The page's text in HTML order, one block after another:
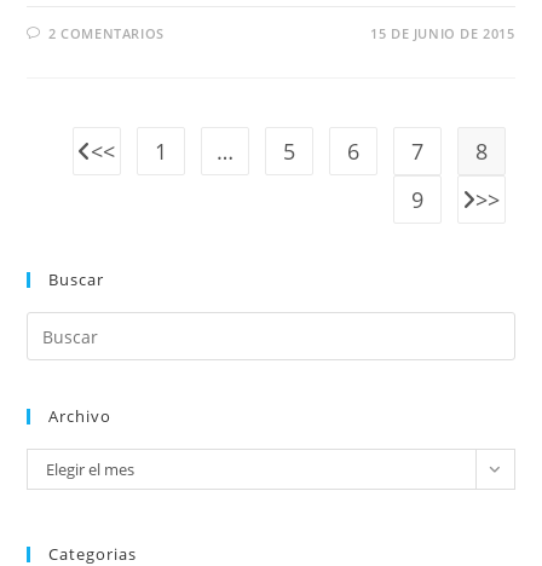
2 COMENTARIOS 15 DE JUNIO DE 2015
1 … 5 6 7
8
9
Buscar
Archivo
Elegir el mes
Categorias